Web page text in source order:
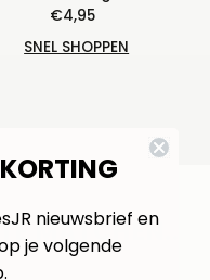
Normale
prijs
€4,95
SNEL SHOPPEN
MATCHEN..
nieuwsbrief en
je volgende